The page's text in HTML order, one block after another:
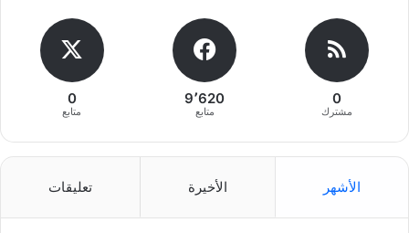
0
مشترك
9٬620
متابع
0
متابع
الأشهر الأخيرة تعليقات